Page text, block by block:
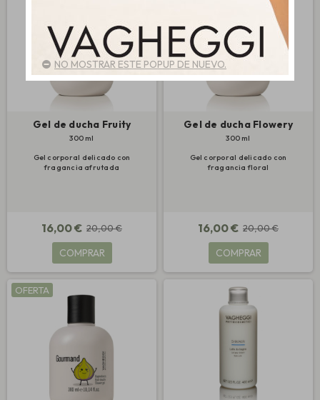
Gel de ducha Fruity
300 ml
Gel corporal delicado con
fragancia afrutada
16,00 € 20,00 €
COMPRAR
Gel de ducha Flowery
300 ml
Gel corporal delicado con
fragancia floral
16,00 € 20,00 €
COMPRAR
OFERTA
NO MOSTRAR ESTE POPUP DE NUEVO.